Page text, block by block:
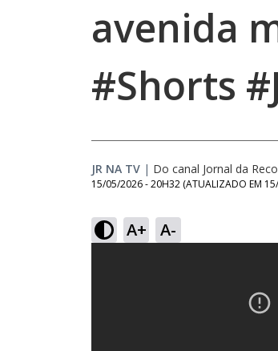
avenida
#Shorts
JR NA TV | Do canal Jornal da
15/05/2026 - 20H32 (ATUALIZADO EM
A+ A-